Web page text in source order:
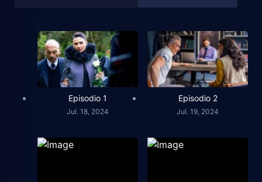
Episodio 1
Jul. 18, 2024
Episodio 2
Jul. 19, 2024